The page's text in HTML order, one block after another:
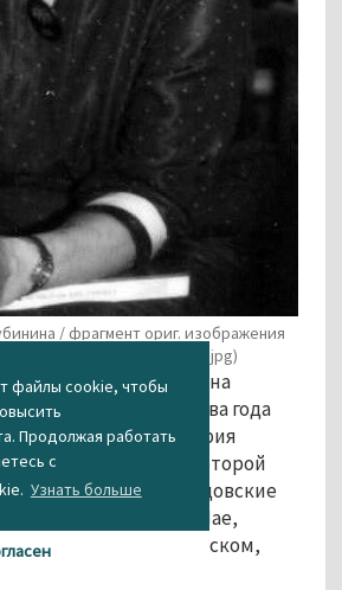
файлы cookie, чтобы
Продолжая работать
с
Узнать больше
/ фрагмент ориг. изображения
files/guskova(1).jpg)
2016 года Татьяна
из жизни. Через два года
книга «История
(12+), на страницах которой
развивались демидовские
новые поселения в Лае,
Петрокаменском,